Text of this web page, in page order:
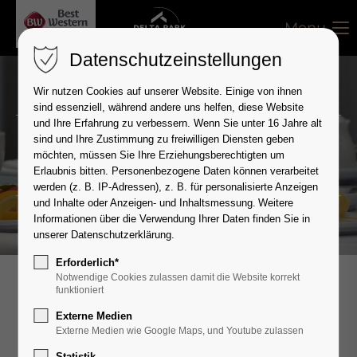
Menu
Frühstück
Starten Sie Ihren Tag mit einem
reichhaltigen Frühstücksbuffet im Best
Datenschutzeinstellungen
Wir nutzen Cookies auf unserer Website. Einige von ihnen
sind essenziell, während andere uns helfen, diese Website
und Ihre Erfahrung zu verbessern.Wenn Sie unter 16 Jahre alt
sind und Ihre Zustimmung zu freiwilligen Diensten geben
möchten, müssen Sie Ihre Erziehungsberechtigten um
Erlaubnis bitten. Personenbezogene Daten können verarbeitet
werden (z. B. IP-Adressen), z. B. für personalisierte Anzeigen
und Inhalte oder Anzeigen- und Inhaltsmessung. Weitere
Informationen über die Verwendung Ihrer Daten finden Sie in
unserer Datenschutzerklärung.
Erforderlich*
Notwendige Cookies zulassen damit die Website korrekt
funktioniert
Externe Medien
Externe Medien wie Google Maps, und Youtube zulassen